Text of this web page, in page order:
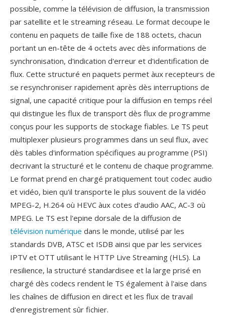
possible, comme la télévision de diffusion, la transmission
par satellite et le streaming réseau. Le format decoupe le
contenu en paquets de taille fixe de 188 octets, chacun
portant un en-tête de 4 octets avec dès informations de
synchronisation, d'indication d'erreur et d'identification de
flux. Cette structuré en paquets permet àux recepteurs de
se resynchroniser rapidement après dès interruptions de
signal, une capacité critique pour la diffusion en temps réel
qui distingue les flux de transport dès flux de programme
conçus pour les supports de stockage fiables. Le TS peut
multiplexer plusieurs programmes dans un seul flux, avec
dès tables d'information spécifiques au programme (PSI)
decrivant la structuré et le contenu de chaque programme.
Le format prend en chargé pratiquement tout codec audio
et vidéo, bien qu'il transporte le plus souvent de la vidéo
MPEG-2, H.264 où HEVC àux cotes d'audio AAC, AC-3 où
MPEG. Le TS est l'epine dorsale de la diffusion de
télévision numérique dans le monde, utilisé par les
standards DVB, ATSC et ISDB ainsi que par les services
IPTV et OTT utilisant le HTTP Live Streaming (HLS). La
resilience, la structuré standardisee et la large prisé en
chargé dès codecs rendent le TS également à l'aise dans
les chaînes de diffusion en direct et les flux de travail
d'enregistrement sûr fichier.